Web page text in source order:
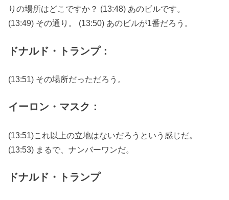
りの場所はどこですか？ (13:48) あのビルです。
(13:49) その通り。 (13:50) あのビルが1番だろう。
ドナルド・トランプ：
(13:51) その場所だっただろう。
イーロン・マスク：
(13:51)これ以上の立地はないだろうという感じだ。
(13:53) まるで、ナンバーワンだ。
ドナルド・トランプ